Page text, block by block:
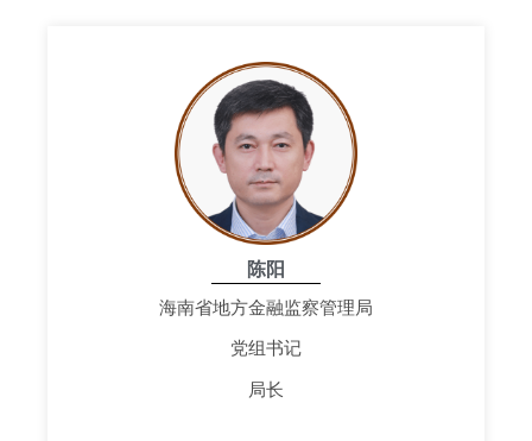
陈阳
海南省地方金融监察管理局
党组书记
局长